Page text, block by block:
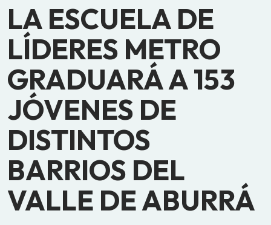
LA ESCUELA DE
LÍDERES METRO
GRADUARÁ A 153
JÓVENES DE
DISTINTOS
BARRIOS DEL
VALLE DE ABURRÁ